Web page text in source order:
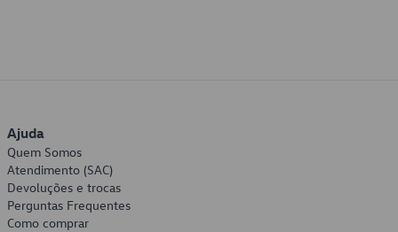
Ajuda
Quem Somos
Atendimento (SAC)
Devoluções e trocas
Perguntas Frequentes
Como comprar